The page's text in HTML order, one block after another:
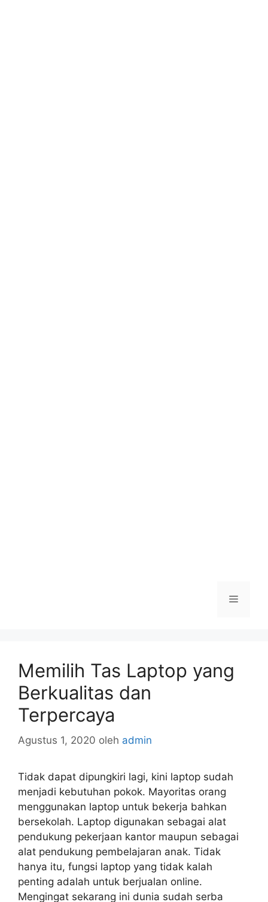
Menu
Memilih Tas Laptop yang
Berkualitas dan
Terpercaya
Agustus 1, 2020 oleh admin
Tidak dapat dipungkiri lagi, kini laptop sudah
menjadi kebutuhan pokok. Mayoritas orang
menggunakan laptop untuk bekerja bahkan
bersekolah. Laptop digunakan sebagai alat
pendukung pekerjaan kantor maupun sebagai
alat pendukung pembelajaran anak. Tidak
hanya itu, fungsi laptop yang tidak kalah
penting adalah untuk berjualan online.
Mengingat sekarang ini dunia sudah serba